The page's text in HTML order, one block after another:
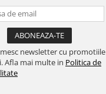
newsletter cu promotiile
Afla mai multe in Politica de